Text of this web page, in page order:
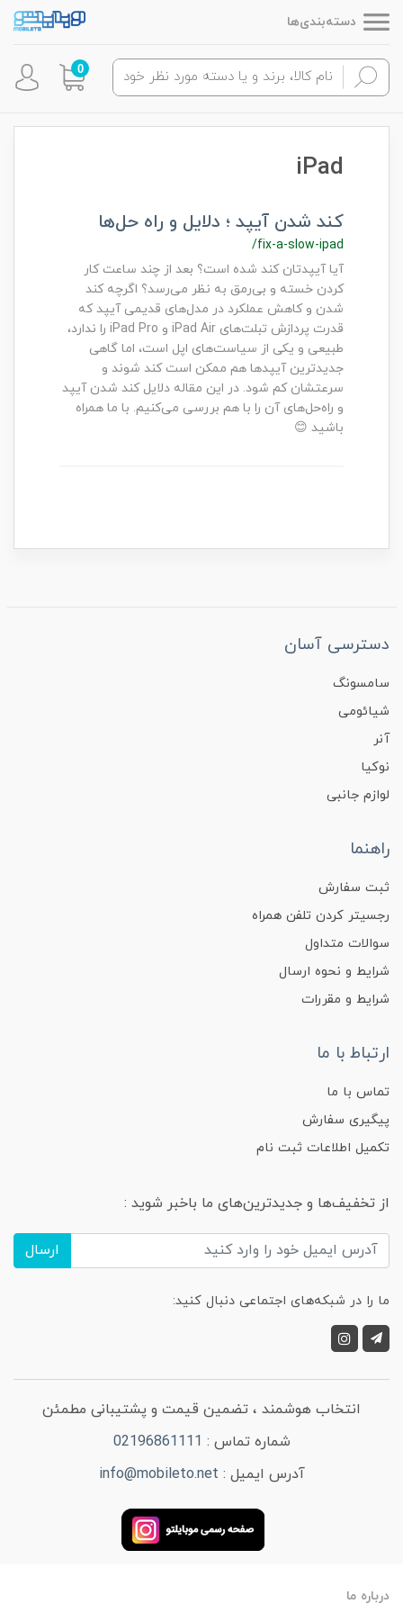
دسته‌بندی‌ها
0
iPad
کند شدن آیپد ؛ دلایل و راه حل‌ها
/fix-a-slow-ipad
آیا آیپدتان کند شده است؟ بعد از چند ساعت کار
کردن خسته و بی‌رمق به نظر می‌رسد؟ اگرچه کند
شدن و کاهش عملکرد در مدل‌های قدیمی آیپد که
قدرت پردازش تبلت‌های iPad Air و iPad Pro را ندارد،
طبیعی و یکی از سیاست‌های اپل است، اما گاهی
جدیدترین آیپدها هم ممکن است کند شوند و
سرعتشان کم شود. در این مقاله دلایل کند شدن آیپد
و راه‌حل‌های آن را با هم بررسی می‌کنیم. با ما همراه
باشید 😊
دسترسی آسان
سامسونگ
شیائومی
آنر
نوکیا
لوازم جانبی
راهنما
ثبت سفارش
رجسیتر کردن تلفن همراه
سوالات متداول
شرایط و نحوه ارسال
شرایط و مقررات
ارتباط با ما
تماس با ما
پیگیری سفارش
تکمیل اطلاعات ثبت نام
از تخفیف‌ها و جدیدترین‌های ما باخبر شوید :
ارسال
ما را در شبکه‌های اجتماعی دنبال کنید:
انتخاب هوشمند ، تضمین قیمت و پشتیبانی مطمئن
شماره تماس : 02196861111
آدرس ایمیل : info@mobileto.net
درباره ما